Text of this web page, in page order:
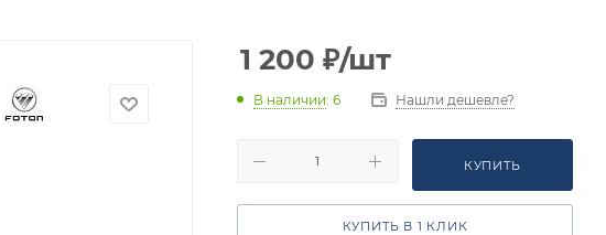
1 200 ₽/шт
В наличии: 6 Нашли дешевле?
КУПИТЬ
КУПИТЬ В 1 КЛИК